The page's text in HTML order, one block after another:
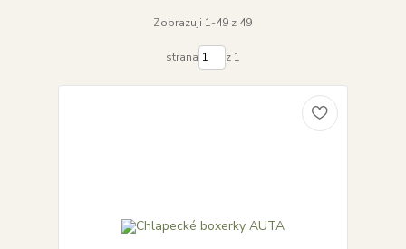
Zobrazuji 1-49 z 49
strana z 1